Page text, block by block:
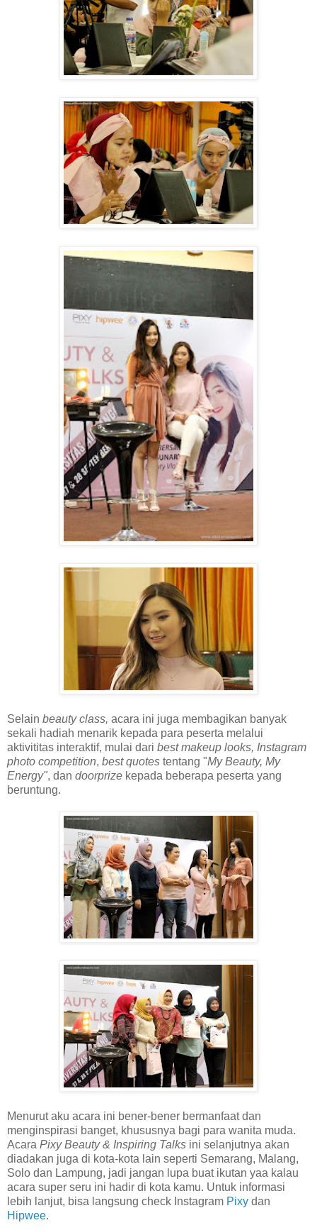
Selain beauty class, acara ini juga membagikan banyak
sekali hadiah menarik kepada para peserta melalui
aktivititas interaktif, mulai dari best makeup looks, Instagram
photo competition, best quotes tentang "My Beauty, My
Energy", dan doorprize kepada beberapa peserta yang
beruntung.
Menurut aku acara ini bener-bener bermanfaat dan
menginspirasi banget, khususnya bagi para wanita muda.
Acara Pixy Beauty & Inspiring Talks ini selanjutnya akan
diadakan juga di kota-kota lain seperti Semarang, Malang,
Solo dan Lampung, jadi jangan lupa buat ikutan yaa kalau
acara super seru ini hadir di kota kamu. Untuk informasi
lebih lanjut, bisa langsung check Instagram Pixy dan
Hipwee.